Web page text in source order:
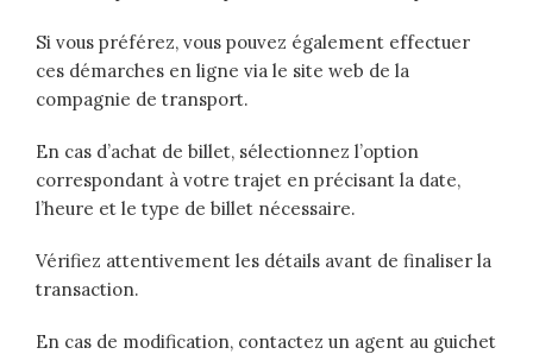
Si vous préférez, vous pouvez également effectuer
ces démarches en ligne via le site web de la
compagnie de transport.
En cas d’achat de billet, sélectionnez l’option
correspondant à votre trajet en précisant la date,
l’heure et le type de billet nécessaire.
Vérifiez attentivement les détails avant de finaliser la
transaction.
En cas de modification, contactez un agent au guichet